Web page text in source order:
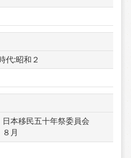
代:昭和２
本移民五十年祭委員会
月